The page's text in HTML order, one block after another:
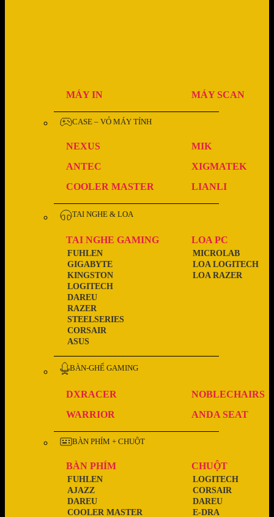
MÁY IN MÁY SCAN
CASE – VỎ MÁY TÍNH
NEXUS
MIK
ANTEC
XIGMATEK
COOLER MASTER
LIANLI
TAI NGHE & LOA
TAI NGHE GAMING
ASUS
CORSAIR
STEELSERIES
RAZER
DAREU
LOGITECH
KINGSTON
GIGABYTE
FUHLEN
LOA PC
LOA RAZER
LOA LOGITECH
MICROLAB
BÀN-GHẾ GAMING
DXRACER
NOBLECHAIRS
WARRIOR
ANDA SEAT
BÀN PHÍM + CHUỘT
BÀN PHÍM
COOLER MASTER
DAREU
AJAZZ
FUHLEN
CHUỘT
E-DRA
DAREU
CORSAIR
LOGITECH